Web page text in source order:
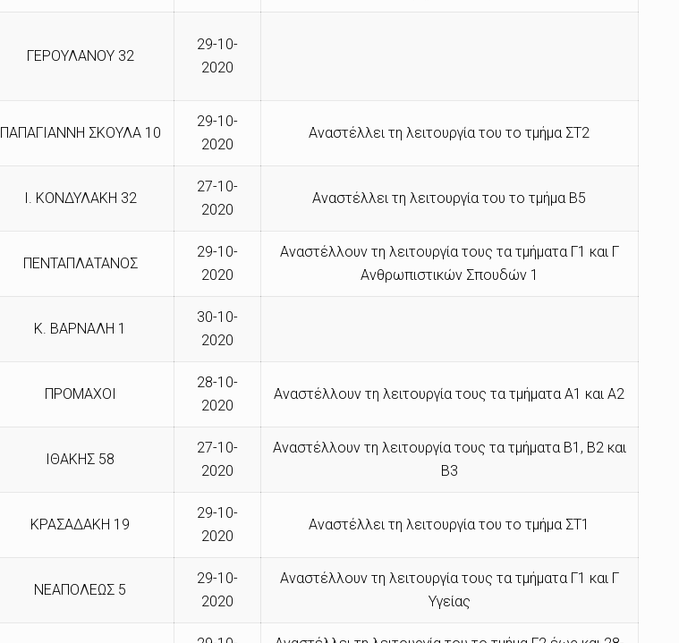
ΓΕΡΟΥΛΑΝΟΥ 32
29-10-
2020
ΠΑΠΑΓΙΑΝΝΗ ΣΚΟΥΛΑ 10
29-10-
2020
Αναστέλλει τη λειτουργία του το τμήμα ΣΤ2
Ι. ΚΟΝΔΥΛΑΚΗ 32
27-10-
2020
Αναστέλλει τη λειτουργία του το τμήμα Β5
ΠΕΝΤΑΠΛΑΤΑΝΟΣ
29-10-
2020
Αναστέλλουν τη λειτουργία τους τα τμήματα Γ1 και Γ
Ανθρωπιστικών Σπουδών 1
Κ. ΒΑΡΝΑΛΗ 1
30-10-
2020
ΠΡΟΜΑΧΟΙ
28-10-
2020
Αναστέλλουν τη λειτουργία τους τα τμήματα Α1 και Α2
ΙΘΑΚΗΣ 58
27-10-
2020
Αναστέλλουν τη λειτουργία τους τα τμήματα Β1, Β2 και
Β3
ΚΡΑΣΑΔΑΚΗ 19
29-10-
2020
Αναστέλλει τη λειτουργία του το τμήμα ΣΤ1
ΝΕΑΠΟΛΕΩΣ 5
29-10-
2020
Αναστέλλουν τη λειτουργία τους τα τμήματα Γ1 και Γ
Υγείας